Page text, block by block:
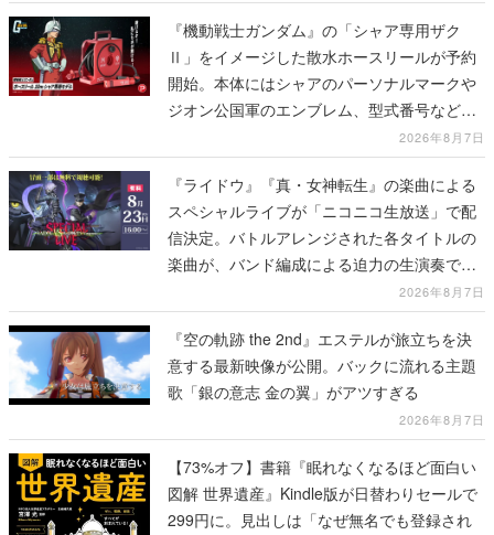
『機動戦士ガンダム』の「シャア専用ザク
Ⅱ」をイメージした散水ホースリールが予約
開始。本体にはシャアのパーソナルマークや
ジオン公国軍のエンブレム、型式番号などを
2026年8月7日
『ライドウ』『真・女神転生』の楽曲による
スペシャルライブが「ニコニコ生放送」で配
信決定。バトルアレンジされた各タイトルの
楽曲が、バンド編成による迫力の生演奏で披
露、冒頭部分は“無料”で視聴できる2026年8月7日
『空の軌跡 the 2nd』エステルが旅立ちを決
意する最新映像が公開。バックに流れる主題
歌「銀の意志 金の翼」がアツすぎる
2026年8月7日
【73%オフ】書籍『眠れなくなるほど面白い
図解 世界遺産』Kindle版が日替わりセールで
299円に。見出しは「なぜ無名でも登録され